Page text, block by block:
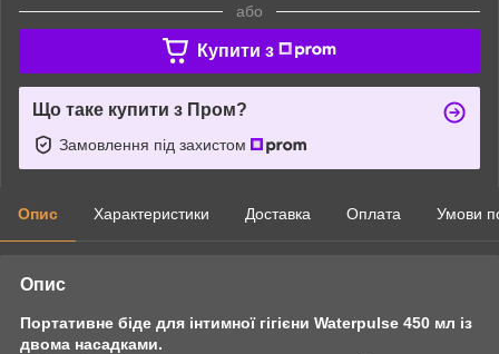
або
Купити з
Що таке купити з Пром?
Замовлення під захистом
Опис Характеристики Доставка Оплата Умови
Опис
Портативне біде для інтимної гігієни Waterpulse 450 мл із
двома насадками.